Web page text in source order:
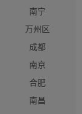
南宁
万州区
成都
南京
合肥
南昌